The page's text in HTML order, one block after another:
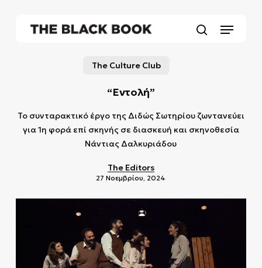
Menu
The Culture Club
“Εντολή”
Το συνταρακτικό έργο της Διδώς Σωτηρίου ζωντανεύει
για 1η φορά επί σκηνής σε διασκευή και σκηνοθεσία
Νάντιας Δαλκυριάδου
The Editors
27 Νοεμβρίου, 2024